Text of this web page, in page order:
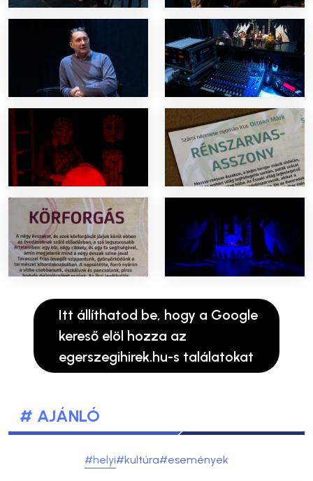
Itt állíthatod be, hogy a Google
kereső elöl hozza az
egerszegihirek.hu-s találatokat
# AJÁNLÓ
#helyi#kultúra#események